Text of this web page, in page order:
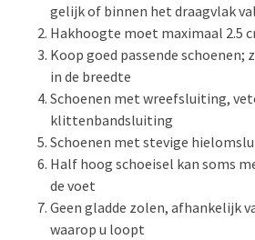
gelijk of binnen het draagvlak
Hakhoogte moet maximaal 2.5
Koop goed passende schoenen;
in de breedte
Schoenen met wreefsluiting,
klittenbandsluiting
Schoenen met stevige
Half hoog schoeisel kan soms
de voet
Geen gladde zolen, afhankelijk
waarop u loopt